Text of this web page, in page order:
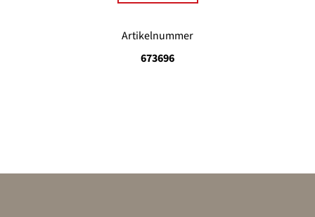
Artikelnummer
673696